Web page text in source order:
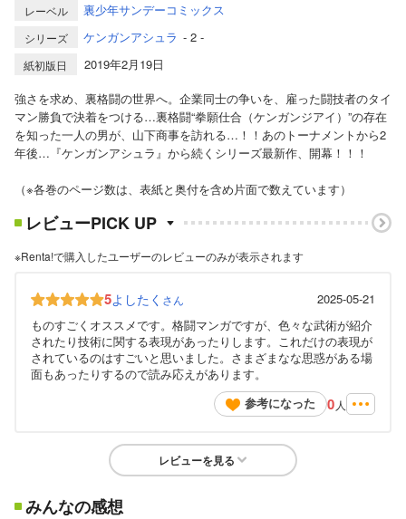
レーベル 裏少年サンデーコミックス
シリーズ ケンガンアシュラ - 2 -
紙初版日
2019年2月19日
強さを求め、裏格闘の世界へ。企業同士の争いを、雇った闘技者のタイ
マン勝負で決着をつける…裏格闘“拳願仕合（ケンガンジアイ）”の存在
を知った一人の男が、山下商事を訪れる…！！あのトーナメントから2
年後…『ケンガンアシュラ』から続くシリーズ最新作、開幕！！！
（※各巻のページ数は、表紙と奥付を含め片面で数えています）
レビューPICK UP
※Renta!で購入したユーザーのレビューのみが表示されます
5よしたく さん
2025-05-21
ものすごくオススメです。格闘マンガですが、色々な武術が紹介
されたり技術に関する表現があったりします。これだけの表現が
されているのはすごいと思いました。さまざまなな思惑がある場
面もあったりするので読み応えがあります。
参考になった
0 人
レビューを見る
みんなの感想